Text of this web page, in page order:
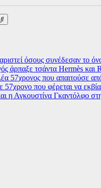
όσους συνέδεσαν το
άρπαξε τσάντα Hermès και
57χρονος που απαιτούσε
που φέρεται να
η Αγκουστίνα Γκαντόλφο